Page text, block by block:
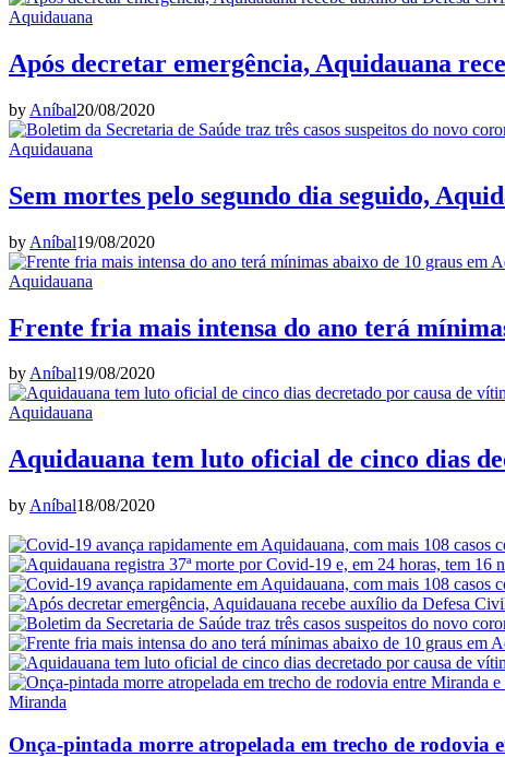
Aquidauana
Após decretar emergência, Aquidauana
by Aníbal20/08/2020
Aquidauana
Sem mortes pelo segundo dia seguido,
by Aníbal19/08/2020
Aquidauana
Frente fria mais intensa do ano terá
byAníbal19/08/2020
Aquidauana
Aquidauana tem luto oficial de cinco dias
by Aníbal18/08/2020
Miranda
Onça-pintada morre atropelada em trecho de rodovia